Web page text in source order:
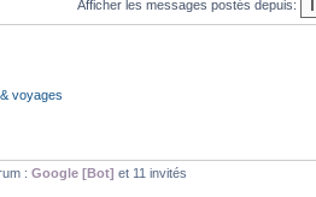
Afficher les messages postés depuis:
voyages
: Google [Bot] et 11 invités